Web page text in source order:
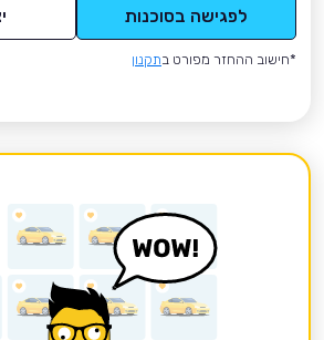
לפגישה בסוכנות
*חישוב ההחזר מפורט בתקנון